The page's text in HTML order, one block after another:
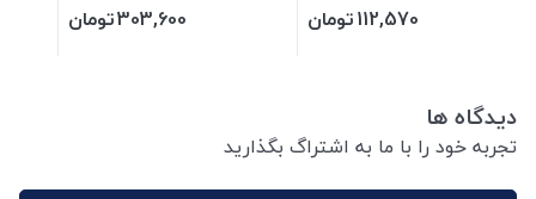
112,570تومان 303,600تومان
دیدگاه ها
تجربه خود را با ما به اشتراگ بگذارید